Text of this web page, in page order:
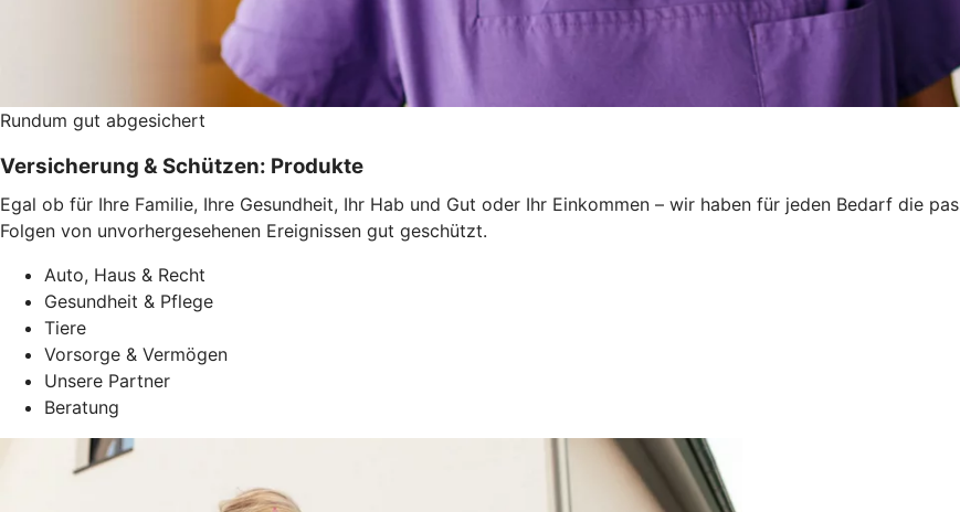
Rundum gut abgesichert
Versicherung & Schützen: Produkte
Egal ob für Ihre Familie, Ihre Gesundheit, Ihr Hab und Gut oder Ihr Einkommen – wir haben für jeden Bedarf die
Folgen von unvorhergesehenen Ereignissen gut geschützt.
Auto, Haus & Recht
Gesundheit & Pflege
Tiere
Vorsorge & Vermögen
Unsere Partner
Beratung